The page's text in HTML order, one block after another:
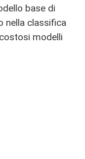
base di
nella classifica
modelli